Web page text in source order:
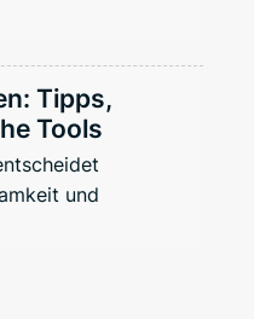
Tipps,
Tools
und